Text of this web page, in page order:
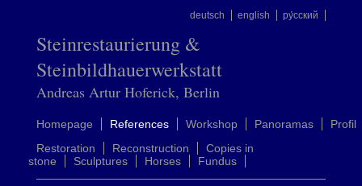
deutsch english ру́сский
Steinrestaurierung &
Steinbildhauerwerkstatt
Andreas Artur Hoferick, Berlin
Homepage References Workshop Panoramas
Profil
Restoration
Reconstruction
Copies in
stone
Sculptures Horses Fundus